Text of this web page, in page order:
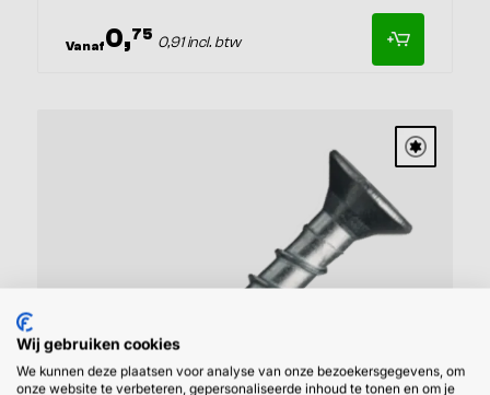
Vanaf0,75 0,91 incl. btw
Wij gebruiken cookies
We kunnen deze plaatsen voor analyse van onze bezoekersgegevens, om
onze website te verbeteren, gepersonaliseerde inhoud te tonen en om je